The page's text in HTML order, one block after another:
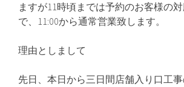
ますが11時頃までは予約のお客様の
で、11:00から通常営業致します。
理由としまして
先日、本日から三日間店舗入り口工